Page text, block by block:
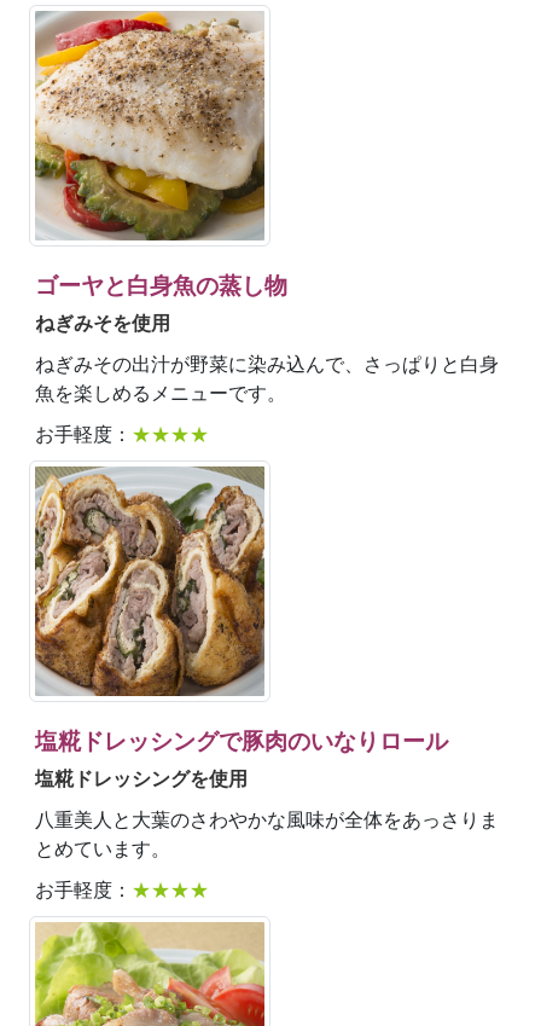
ゴーヤと白身魚の蒸し物
ねぎみそを使用
ねぎみその出汁が野菜に染み込んで、さっぱりと白身
魚を楽しめるメニューです。
お手軽度： ★★★★
塩糀ドレッシングで豚肉のいなりロール
塩糀ドレッシングを使用
八重美人と大葉のさわやかな風味が全体をあっさりま
とめています。
お手軽度： ★★★★